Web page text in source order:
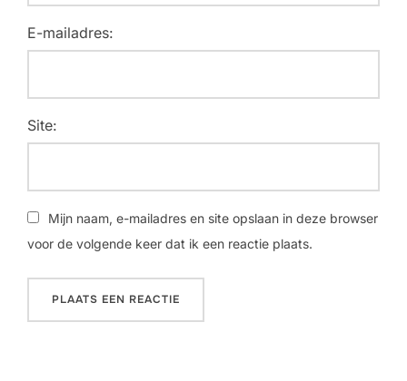
E-mailadres:
Site:
Mijn naam, e-mailadres en site opslaan in deze browser
voor de volgende keer dat ik een reactie plaats.